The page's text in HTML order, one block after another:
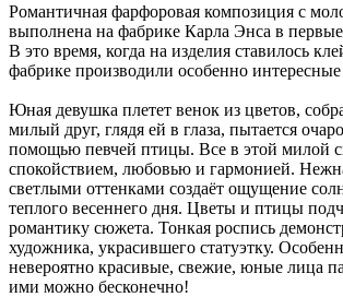
Романтичная фарфоровая композиция с
выполнена на фабрике Карла Энса в
В это время, когда на изделия ставилось
фабрике производили особенно
Юная девушка плетет венок из цветов,
милый друг, глядя ей в глаза, пытается
помощью певчей птицы. Все в этой милой
спокойствием, любовью и гармонией.
светлыми оттенками создаёт ощущение
теплого весеннего дня. Цветы и птицы
романтику сюжета. Тонкая роспись
художника, украсившего статуэтку.
невероятно красивые, свежие, юные лица
ими можно бесконечно!